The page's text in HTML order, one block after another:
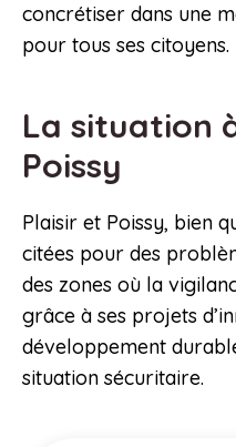
concrétiser dans une
pour tous ses citoyens.
La situation
Poissy
Plaisir et Poissy, bien
citées pour des
des zones où la
grâce à ses projets
développement
situation sécuritaire.